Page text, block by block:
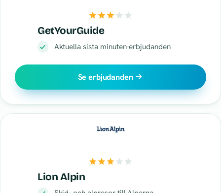
GetYourGuide
Aktuella sista minuten-erbjudanden
Se erbjudanden
Lion Alpin